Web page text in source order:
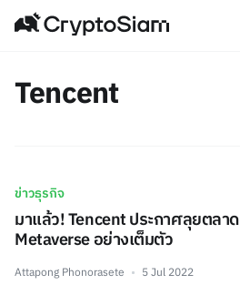
Tencent
ข่าวธุรกิจ
มาแล้ว! Tencent ประกาศลุยตลาด
Metaverse อย่างเต็มตัว
Attapong Phonorasete 5 Jul 2022